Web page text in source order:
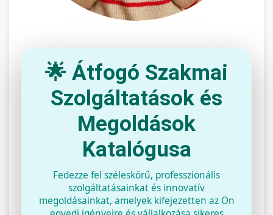
🌟 Átfogó Szakmai
Szolgáltatások és
Megoldások
Katalógusa
Fedezze fel széleskörű, professzionális
szolgáltatásainkat és innovatív
megoldásainkat, amelyek kifejezetten az Ön